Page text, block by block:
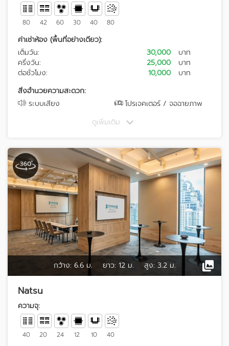
80 42 60 30 40 80
ค่าเช่าห้อง (พื้นที่อย่างเดียว):
เต็มวัน:
30,000
บาท
ครึ่งวัน:
25,000
บาท
ต่อชั่วโมง:
10,000
บาท
สิ่งอำนวยความสะดวก:
ระบบเสียง
โปรเจคเตอร์ / จอฉายภาพ
ดูเพิ่มเติม
กว้าง: 6.6 ม. ยาว: 12 ม. สูง: 3.2 ม.
Natsu
ความจุ:
40 20 24 12 10 40